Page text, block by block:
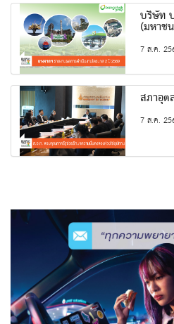
บริษัท
(มหาช
7 ส.ค.
สภาอุต
7 ส.ค.